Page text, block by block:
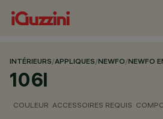
INTÉRIEURS/APPLIQUES/NEWFO/NEWFO
106I
COULEUR ACCESSOIRES REQUIS